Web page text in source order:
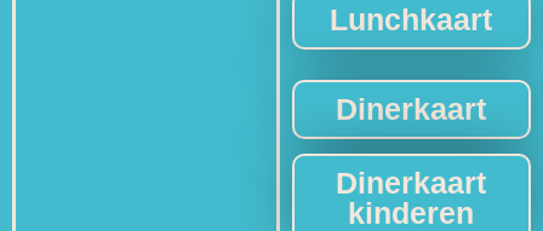
Lunchkaart
Dinerkaart
Dinerkaart
kinderen